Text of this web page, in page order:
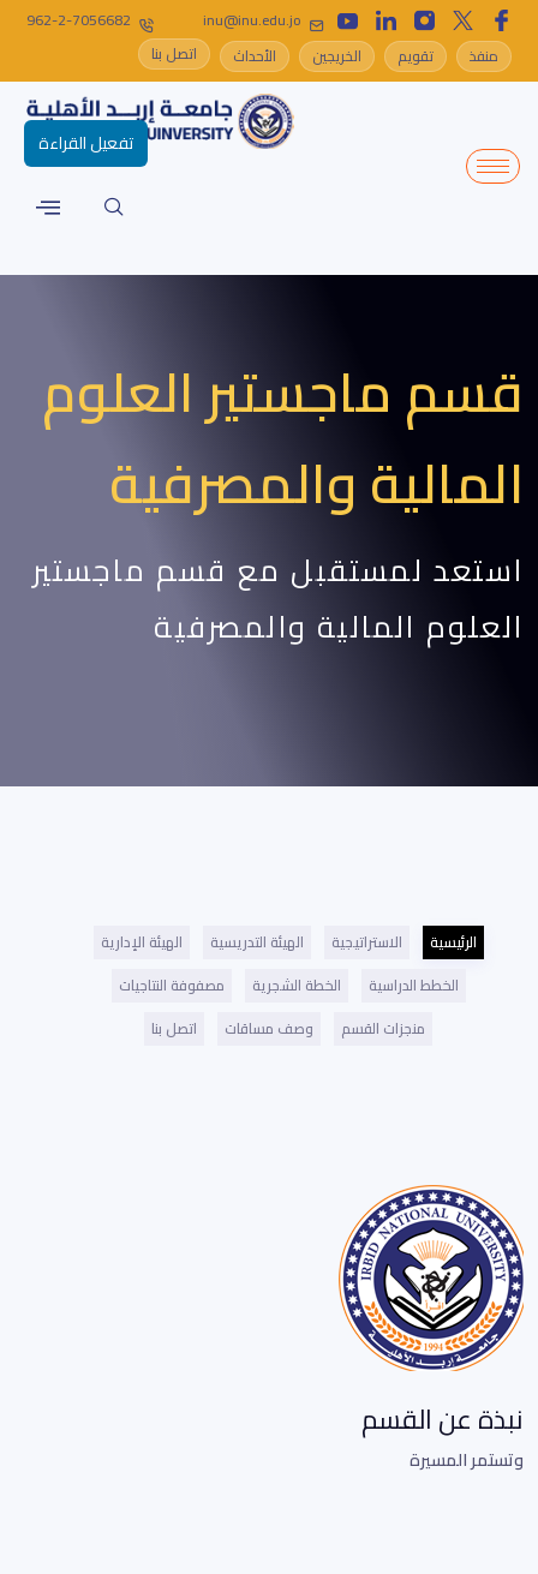
inu@inu.edu.jo
962-2-7056682
منفذ
تقويم الخريجين الأحداث اتصل بنا
قسم ماجستير العلوم
المالية والمصرفية
استعد لمستقبل مع قسم ماجستير
العلوم المالية والمصرفية
الرئيسية الاستراتيجية الهيئة التدريسية
الهيئة الإدارية
الخطط الدراسية
الخطة الشجرية
مصفوفة النتاجيات
منجزات القسم
وصف مساقات اتصل بنا
نبذة عن القسم
وتستمر المسيرة
تفعيل القراءة